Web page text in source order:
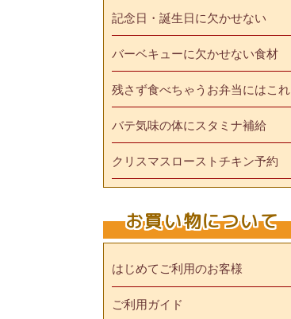
記念日・誕生日に欠かせない
バーベキューに欠かせない食材
残さず食べちゃうお弁当にはこれ
バテ気味の体にスタミナ補給
クリスマスローストチキン予約
お買い物について
はじめてご利用のお客様
ご利用ガイド